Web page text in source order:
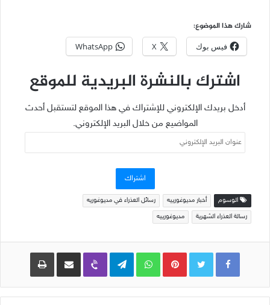
شارك هذا الموضوع:
فيس بوك X
WhatsApp
اشترك بالنشرة البريدية للموقع
أدخل بريدك الإلكتروني للإشتراك في هذا الموقع لتستقبل أحدث
المواضيع من خلال البريد الإلكتروني.
عنوان
البريد
اشتراك
الوسوم أخبار مديوغورييه رسائل العذراء في مديوغوريه
رسالة العذراء الشهرية مديوغورييه
Pinterest
WhatsApp
Telegram
Viber مشاركة عبر البريد طباعة